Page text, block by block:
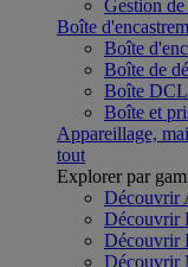
Gestion
Boîte
Boîte
Boîte de
Boîte DCL
Boîte et
Appareillage,
tout
Explorer par
Découvrir
Découvrir
Découvrir
Découvrir